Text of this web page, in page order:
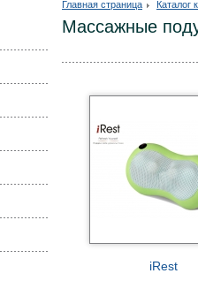
Главная страница Каталог
Массажные
iRest